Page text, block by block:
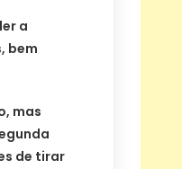
a
bem
mas
de tirar